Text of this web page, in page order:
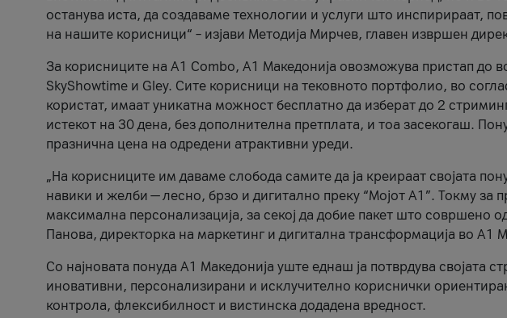
останува иста, да создаваме технологии и услуги што инспирираат,
на нашите корисници“ – изјави Методија Мирчев, главен извршен
За корисниците на A1 Combo, А1 Македонија овозможува пристап до
SkyShowtime и Gley. Сите корисници на тековното портфолио, во
користат, имаат уникатна можност бесплатно да изберат до 2
истекот на 30 дена, без дополнителна претплата, и тоа засекогаш.
празнична цена на одредени атрактивни уреди.
„На корисниците им даваме слобода самите да ја креираат својата
навики и желби — лесно, брзо и дигитално преку “Мојот А1”. Токму
максимална персонализација, за секој да добие пакет што совршено
Панова, директорка на маркетинг и дигитална трансформација во А1
Со најновата понуда А1 Македонија уште еднаш ја потврдува својата
иновативни, персонализирани и исклучително кориснички
контрола, флексибилност и вистинска додадена вредност.